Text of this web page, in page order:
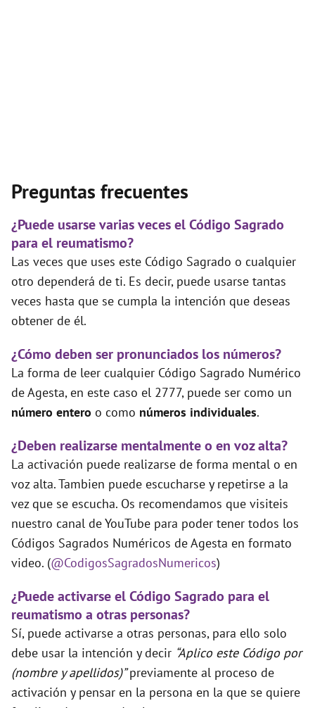
Preguntas frecuentes
¿Puede usarse varias veces el Código Sagrado
para el reumatismo?
Las veces que uses este Código Sagrado o cualquier
otro dependerá de ti. Es decir, puede usarse tantas
veces hasta que se cumpla la intención que deseas
obtener de él.
¿Cómo deben ser pronunciados los números?
La forma de leer cualquier Código Sagrado Numérico
de Agesta, en este caso el 2777, puede ser como un
número entero o como números individuales.
¿Deben realizarse mentalmente o en voz alta?
La activación puede realizarse de forma mental o en
voz alta. Tambien puede escucharse y repetirse a la
vez que se escucha. Os recomendamos que visiteis
nuestro canal de YouTube para poder tener todos los
Códigos Sagrados Numéricos de Agesta en formato
video. (@CodigosSagradosNumericos)
¿Puede activarse el Código Sagrado para el
reumatismo a otras personas?
Sí, puede activarse a otras personas, para ello solo
debe usar la intención y decir “Aplico este Código por
(nombre y apellidos)”previamente al proceso de
activación y pensar en la persona en la que se quiere